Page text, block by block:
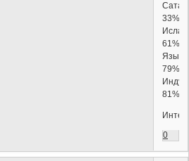
33%
61%
79%
81%
0